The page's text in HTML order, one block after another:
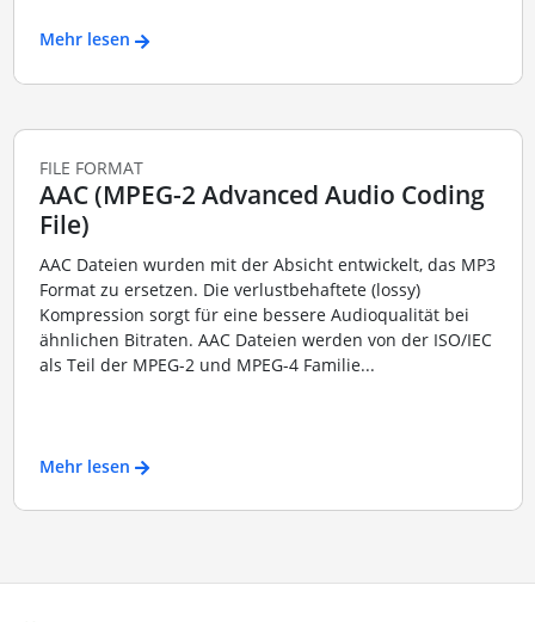
Mehr lesen
FILE FORMAT
AAC (MPEG-2 Advanced Audio Coding
File)
AAC Dateien wurden mit der Absicht entwickelt, das MP3
Format zu ersetzen. Die verlustbehaftete (lossy)
Kompression sorgt für eine bessere Audioqualität bei
ähnlichen Bitraten. AAC Dateien werden von der ISO/IEC
als Teil der MPEG-2 und MPEG-4 Familie...
Mehr lesen